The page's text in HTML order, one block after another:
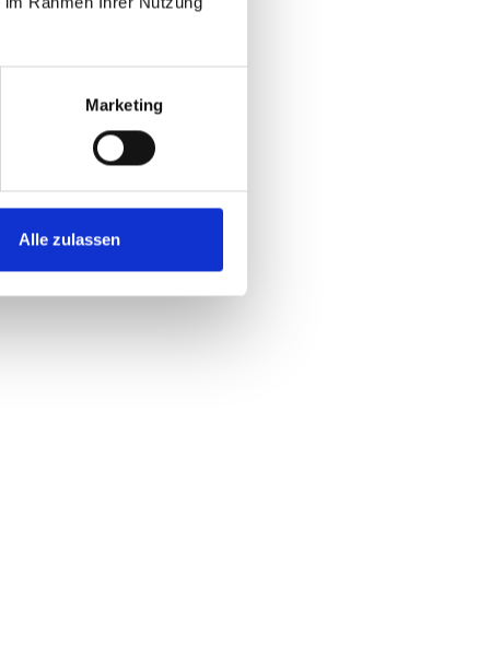
Marketing
Alle zulassen